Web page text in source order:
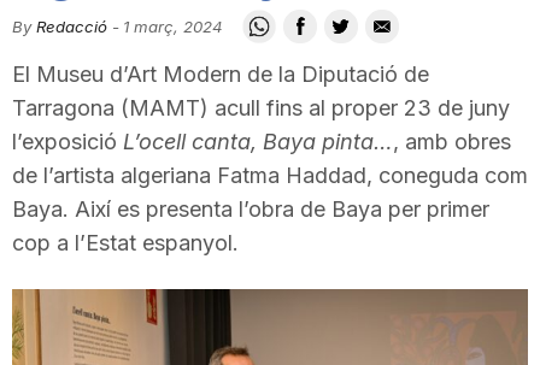
i
u
t
a
By Redacció - 1 març, 2024
El Museu d’Art Modern de la Diputació de
Tarragona (MAMT) acull fins al proper 23 de juny
l’exposició L’ocell canta, Baya pinta…, amb obres
de l’artista algeriana Fatma Haddad, coneguda com
Baya. Així es presenta l’obra de Baya per primer
cop a l’Estat espanyol.